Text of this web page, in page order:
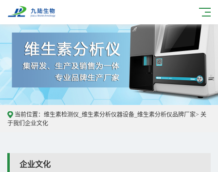
当前位置： 维生素检测仪_维生素分析仪器设备_维生素分析仪品牌厂家> 关
于我们 企业文化
企业文化